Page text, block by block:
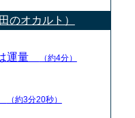
のオカルト）
運量 （約4分）
（約3分20秒）